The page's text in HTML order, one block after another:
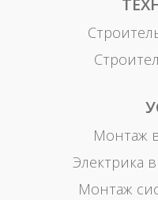
Монтаж
Электрика
Монтаж